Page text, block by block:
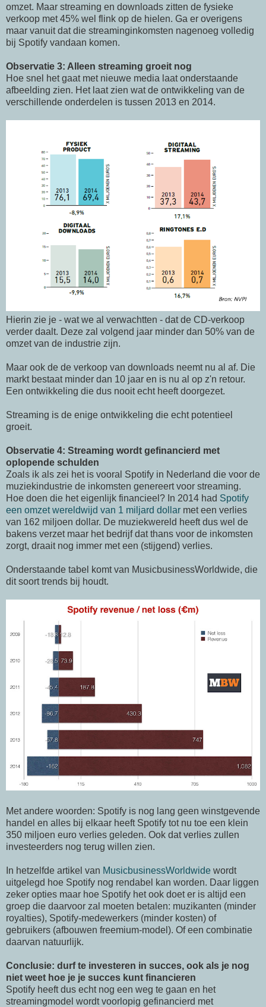
omzet. Maar streaming en downloads zitten de fysieke
verkoop met 45% wel flink op de hielen. Ga er overigens
maar vanuit dat die streaminginkomsten nagenoeg volledig
bij Spotify vandaan komen.
Observatie 3: Alleen streaming groeit nog
Hoe snel het gaat met nieuwe media laat onderstaande
afbeelding zien. Het laat zien wat de ontwikkeling van de
verschillende onderdelen is tussen 2013 en 2014.
Hierin zie je - wat we al verwachtten - dat de CD-verkoop
verder daalt. Deze zal volgend jaar minder dan 50% van de
omzet van de industrie zijn.
Maar ook de de verkoop van downloads neemt nu al af. Die
markt bestaat minder dan 10 jaar en is nu al op z'n retour.
Een ontwikkeling die dus nooit echt heeft doorgezet.
Streaming is de enige ontwikkeling die echt potentieel
groeit.
Observatie 4: Streaming wordt gefinancierd met
oplopende schulden
Zoals ik als zei het is vooral Spotify in Nederland die voor de
muziekindustrie de inkomsten genereert voor streaming.
Hoe doen die het eigenlijk financieel? In 2014 had Spotify
een omzet wereldwijd van 1 miljard dollar met een verlies
van 162 miljoen dollar. De muziekwereld heeft dus wel de
bakens verzet maar het bedrijf dat thans voor de inkomsten
zorgt, draait nog immer met een (stijgend) verlies.
Onderstaande tabel komt van MusicbusinessWorldwide, die
dit soort trends bij houdt.
Met andere woorden: Spotify is nog lang geen winstgevende
handel en alles bij elkaar heeft Spotify tot nu toe een klein
350 miljoen euro verlies geleden. Ook dat verlies zullen
investeerders nog terug willen zien.
In hetzelfde artikel van MusicbusinessWorldwide wordt
uitgelegd hoe Spotify nog rendabel kan worden. Daar liggen
zeker opties maar hoe Spotify het ook doet er is altijd een
groep die daarvoor zal moeten betalen: muzikanten (minder
royalties), Spotify-medewerkers (minder kosten) of
gebruikers (afbouwen freemium-model). Of een combinatie
daarvan natuurlijk.
Conclusie: durf te investeren in succes, ook als je nog
niet weet hoe je je succes kunt financieren
Spotify heeft dus echt nog een weg te gaan en het
streamingmodel wordt voorlopig gefinancierd met